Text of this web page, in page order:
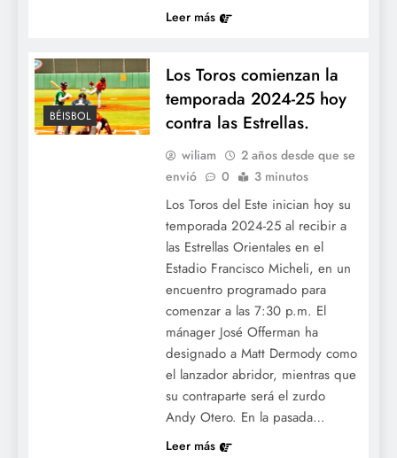
Leer más
BÉISBOL
Los Toros comienzan la
temporada 2024-25 hoy
contra las Estrellas.
wiliam
2 años desde que se
envió
0 3 minutos
Los Toros del Este inician hoy su
temporada 2024-25 al recibir a
las Estrellas Orientales en el
Estadio Francisco Micheli, en un
encuentro programado para
comenzar a las 7:30 p.m. El
mánager José Offerman ha
designado a Matt Dermody como
el lanzador abridor, mientras que
su contraparte será el zurdo
Andy Otero. En la pasada…
Leer más